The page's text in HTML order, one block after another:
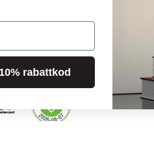
rabattkod